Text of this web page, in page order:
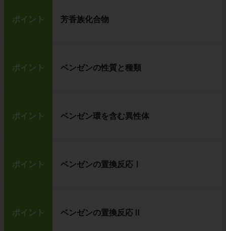
ポイント 芳香族化合物
ポイント ベンゼンの性質と種類
ポイント ベンゼン環を含む異性体
ポイント ベンゼンの置換反応Ⅰ
ポイント ベンゼンの置換反応Ⅱ